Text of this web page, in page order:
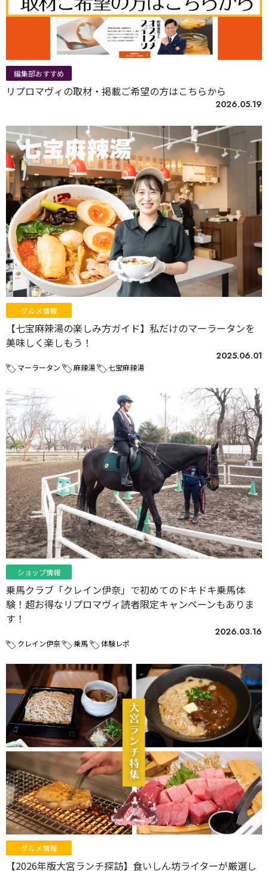
編集部おすすめ
リプロマヴィの取材・掲載ご希望の方はこちらから
2026.05.19
グルメ情報
【七宝麻辣湯の楽しみ方ガイド】私だけのマーラータンを
美味しく楽しもう！
2025.06.01
マーラータン 麻辣湯 七宝麻辣湯
ショップ情報
乗馬クラブ「クレイン伊奈」で初めてのドキドキ乗馬体
験！超お得なリプロマヴィ読者限定キャンペーンもありま
す！
2026.03.16
クレイン伊奈 乗馬 体験レポ
グルメ情報
【2026年版大宮ランチ探訪】食いしん坊ライターが厳選し